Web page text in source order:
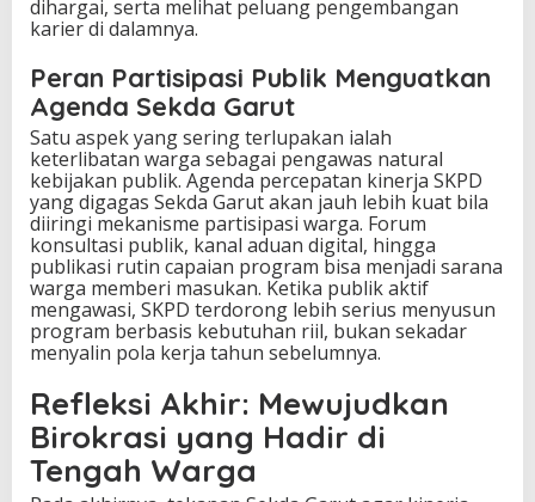
dihargai, serta melihat peluang pengembangan
karier di dalamnya.
Peran Partisipasi Publik Menguatkan
Agenda Sekda Garut
Satu aspek yang sering terlupakan ialah
keterlibatan warga sebagai pengawas natural
kebijakan publik. Agenda percepatan kinerja SKPD
yang digagas Sekda Garut akan jauh lebih kuat bila
diiringi mekanisme partisipasi warga. Forum
konsultasi publik, kanal aduan digital, hingga
publikasi rutin capaian program bisa menjadi sarana
warga memberi masukan. Ketika publik aktif
mengawasi, SKPD terdorong lebih serius menyusun
program berbasis kebutuhan riil, bukan sekadar
menyalin pola kerja tahun sebelumnya.
Refleksi Akhir: Mewujudkan
Birokrasi yang Hadir di
Tengah Warga